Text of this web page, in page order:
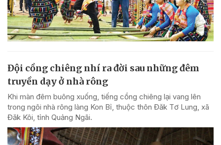
Đội cồng chiêng nhí ra đời sau những đêm
truyền dạy ở nhà rông
Khi màn đêm buông xuống, tiếng cồng chiêng lại vang lên
trong ngôi nhà rông làng Kon Bỉ, thuộc thôn Đăk Tơ Lung, xã
Đăk Kôi, tỉnh Quảng Ngãi.